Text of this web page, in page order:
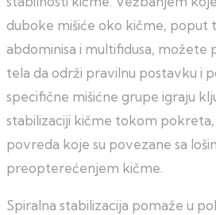
duboke mišiće oko kičme, poput
abdominisa i multifidusa, možete
tela da održi pravilnu postavku i
specifične mišićne grupe igraju
stabilizaciji kičme tokom pokreta,
povreda koje su povezane sa
preopterećenjem kičme.
Spiralna stabilizacija pomaže u